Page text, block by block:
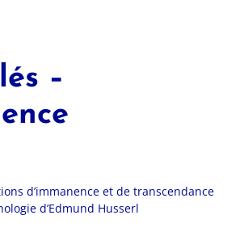
–
d’immanence et de transcendance
d’Edmund Husserl